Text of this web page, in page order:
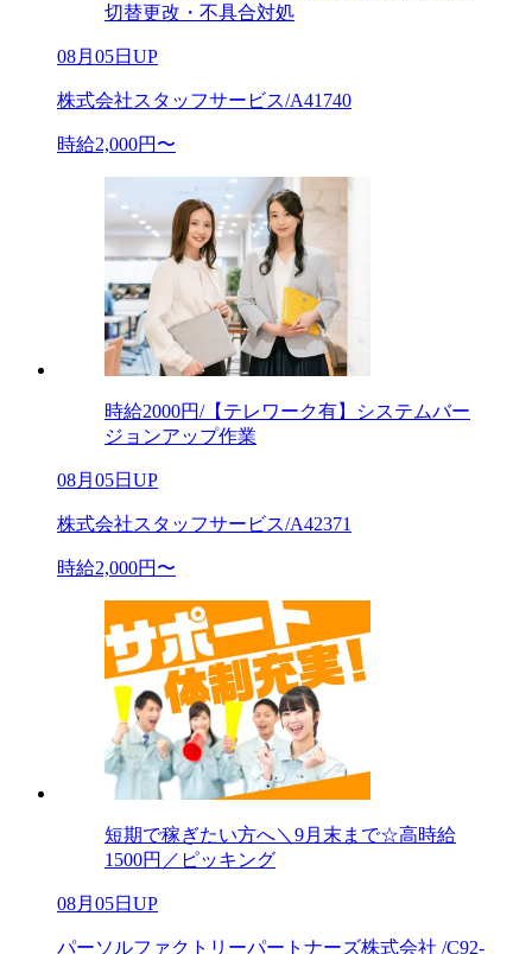
切替更改・不具合対処
08月05日UP
株式会社スタッフサービス/A41740
時給2,000円〜
時給2000円/【テレワーク有】システムバー
ジョンアップ作業
08月05日UP
株式会社スタッフサービス/A42371
時給2,000円〜
短期で稼ぎたい方へ＼9月末まで☆高時給
1500円／ピッキング
08月05日UP
パーソルファクトリーパートナーズ株式会社 /C92-